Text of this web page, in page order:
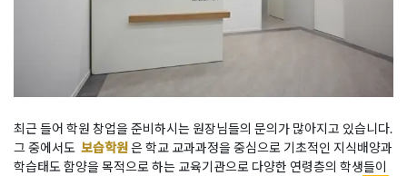
최근 들어 학원 창업을 준비하시는 원장님들의 문의가 많아지고 있습니다.
그 중에서도 보습학원은 학교 교과과정을 중심으로 기초적인 지식배양과
학습태도 함양을 목적으로 하는 교육기관으로 다양한 연령층의 학생들이